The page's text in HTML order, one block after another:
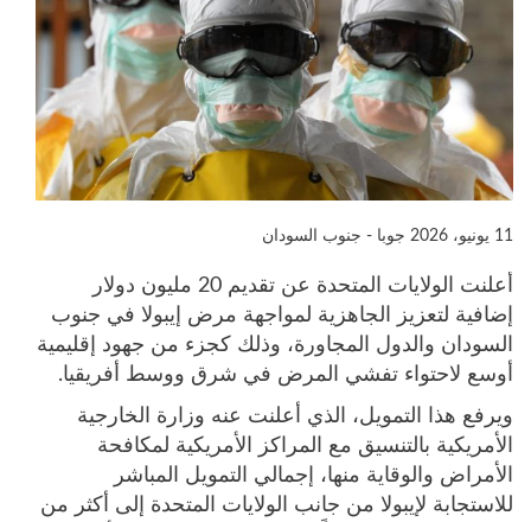
11 يونيو، 2026 جوبا - جنوب السودان
أعلنت الولايات المتحدة عن تقديم 20 مليون دولار
إضافية لتعزيز الجاهزية لمواجهة مرض إيبولا في جنوب
السودان والدول المجاورة، وذلك كجزء من جهود إقليمية
أوسع لاحتواء تفشي المرض في شرق ووسط أفريقيا.
ويرفع هذا التمويل، الذي أعلنت عنه وزارة الخارجية
الأمريكية بالتنسيق مع المراكز الأمريكية لمكافحة
الأمراض والوقاية منها، إجمالي التمويل المباشر
للاستجابة لإيبولا من جانب الولايات المتحدة إلى أكثر من